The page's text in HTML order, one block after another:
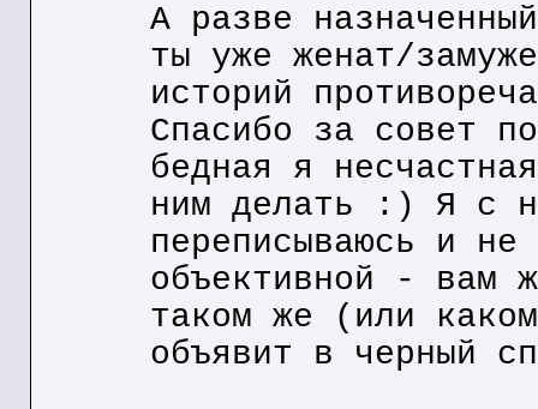
А разве
ты уже женат/
историй
Спасибо за совет
бедная я
ним делать :) Я с
переписываюсь и
объективной - вам
таком же (или
объявит в черный